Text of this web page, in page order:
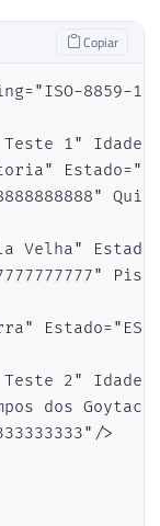
Copiar
8859-
1"
Velha"
2"
dos
>